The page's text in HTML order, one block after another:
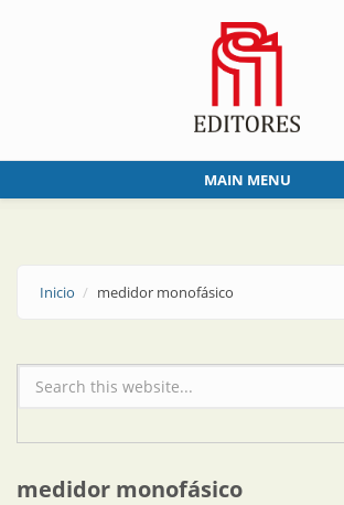
MAIN MENU
Inicio medidor monofásico
Formulario de búsqueda
medidor monofásico